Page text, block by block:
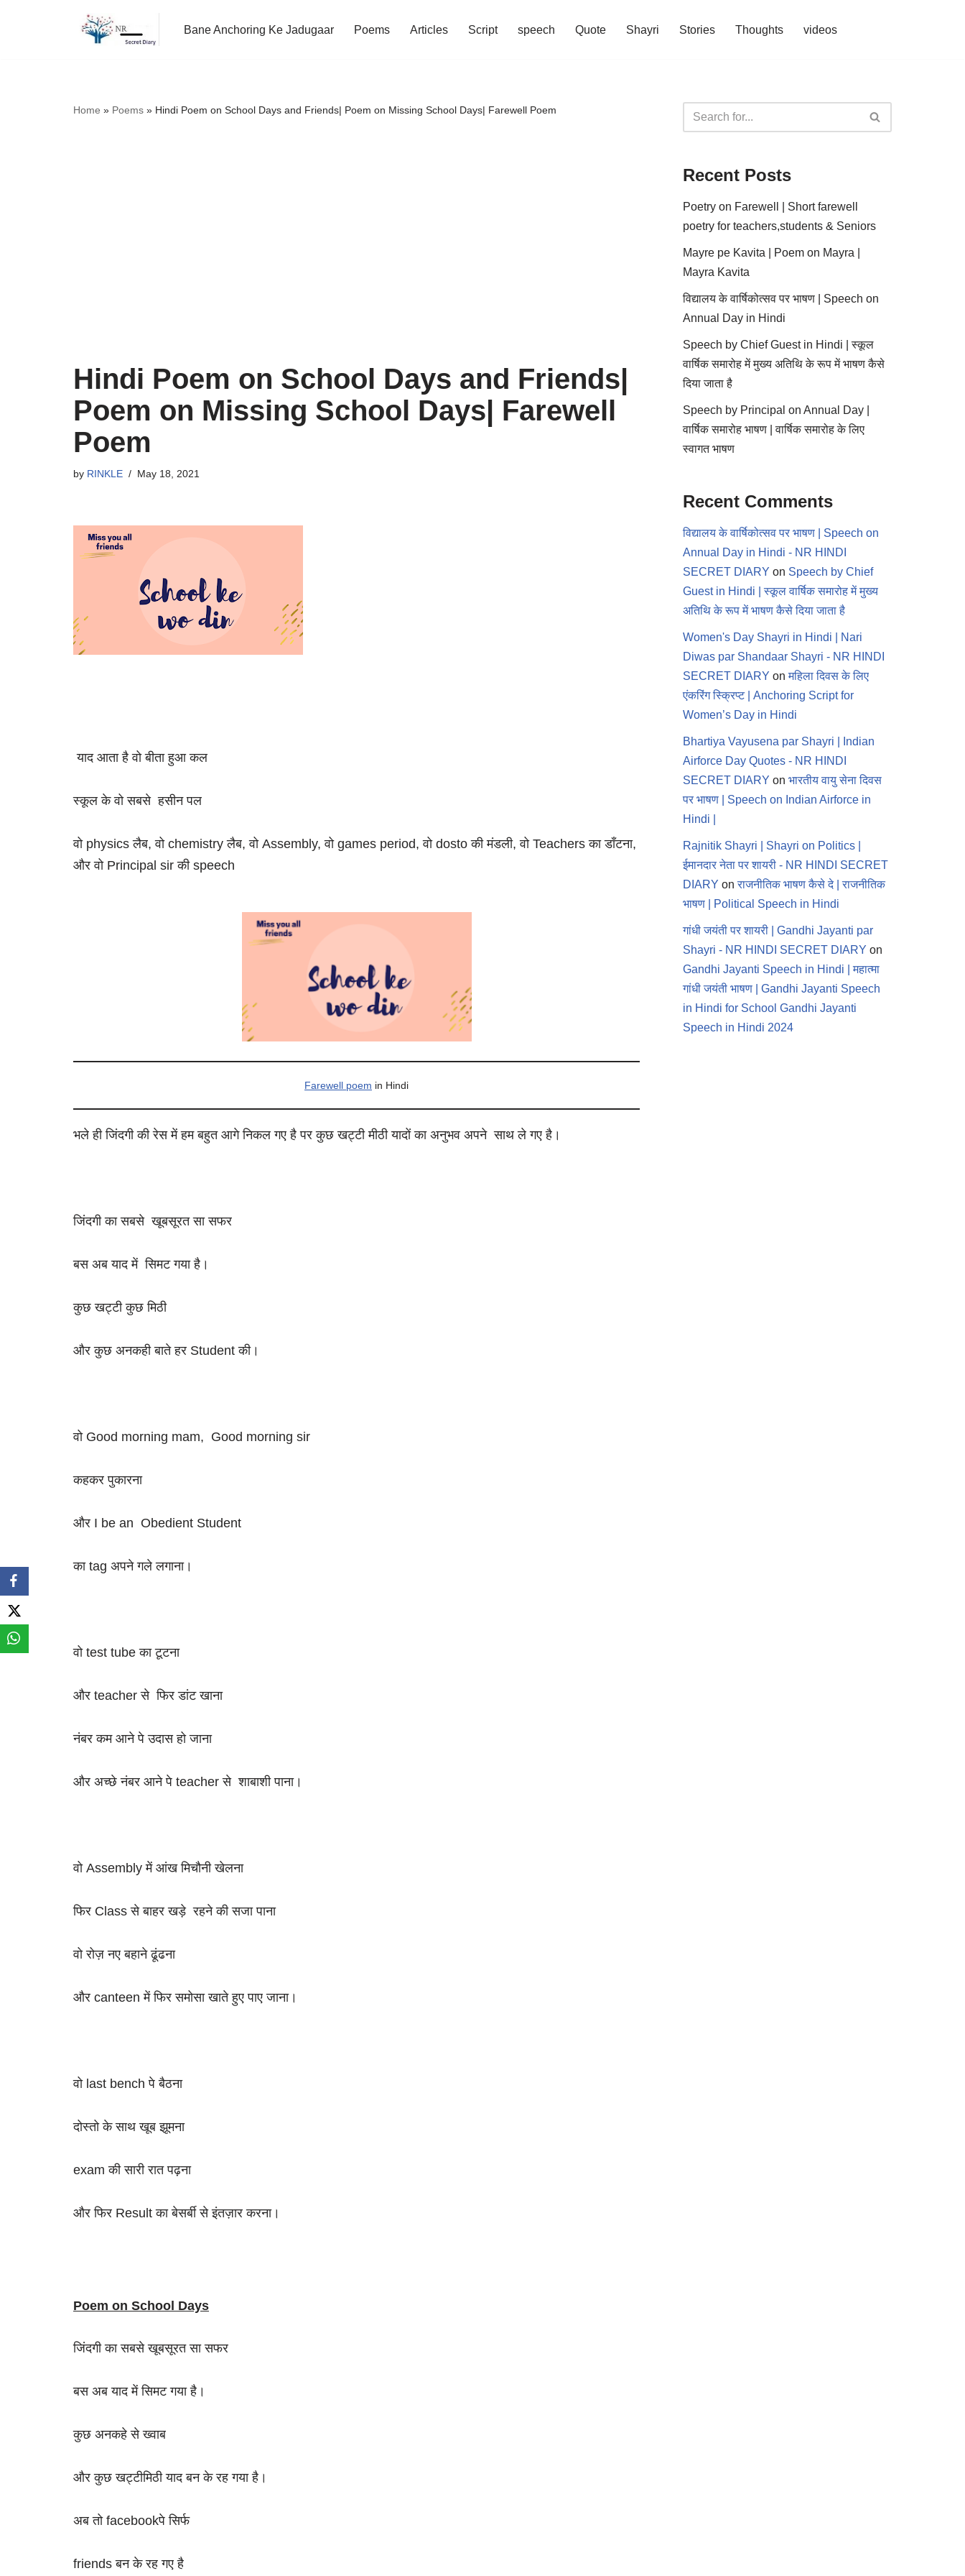
Bane Anchoring Ke Jadugaar Poems Articles Script speech Quote Shayri Stories Thoughts videos
Home » Poems » Hindi Poem on School Days and Friends| Poem on Missing School Days| Farewell Poem
Hindi Poem on School Days and Friends|
Poem on Missing School Days| Farewell
Poem
by RINKLE May 18, 2021
याद आता है वो बीता हुआ कल
स्कूल के वो सबसे हसीन पल
वो physics लैब, वो chemistry लैब, वो Assembly, वो games period, वो dosto की मंडली, वो Teachers का डाँटना,
और वो Principal sir की speech
Farewell poem in Hindi
भले ही जिंदगी की रेस में हम बहुत आगे निकल गए है पर कुछ खट्टी मीठी यादों का अनुभव अपने साथ ले गए है।
जिंदगी का सबसे खूबसूरत सा सफर
बस अब याद में सिमट गया है।
कुछ खट्टी कुछ मिठी
और कुछ अनकही बाते हर Student की।
वो Good morning mam, Good morning sir
कहकर पुकारना
और I be an Obedient Student
का tag अपने गले लगाना।
वो test tube का टूटना
और teacher से फिर डांट खाना
नंबर कम आने पे उदास हो जाना
और अच्छे नंबर आने पे teacher से शाबाशी पाना।
वो Assembly में आंख मिचौनी खेलना
फिर Class से बाहर खड़े रहने की सजा पाना
वो रोज़ नए बहाने ढूंढना
और canteen में फिर समोसा खाते हुए पाए जाना।
वो last bench पे बैठना
दोस्तो के साथ खूब झूमना
exam की सारी रात पढ़ना
और फिर Result का बेसर्बी से इंतज़ार करना।
Poem on School Days
जिंदगी का सबसे खूबसूरत सा सफर
बस अब याद में सिमट गया है।
कुछ अनकहे से ख्वाब
और कुछ खट्टीमिठी याद बन के रह गया है।
अब तो facebookपे सिर्फ
friends बन के रह गए है
Recent Posts
Poetry on Farewell | Short farewell
poetry for teachers,students & Seniors
Mayre pe Kavita | Poem on Mayra |
Mayra Kavita
विद्यालय के वार्षिकोत्सव पर भाषण | Speech on
Annual Day in Hindi
Speech by Chief Guest in Hindi | स्कूल
वार्षिक समारोह में मुख्य अतिथि के रूप में भाषण कैसे
दिया जाता है
Speech by Principal on Annual Day |
वार्षिक समारोह भाषण | वार्षिक समारोह के लिए
स्वागत भाषण
Recent Comments
विद्यालय के वार्षिकोत्सव पर भाषण | Speech on
Annual Day in Hindi - NR HINDI
SECRET DIARY on Speech by Chief
Guest in Hindi | स्कूल वार्षिक समारोह में मुख्य
अतिथि के रूप में भाषण कैसे दिया जाता है
Women's Day Shayri in Hindi | Nari
Diwas par Shandaar Shayri - NR HINDI
SECRET DIARY onमहिला दिवस के लिए
एंकरिंग स्क्रिप्ट | Anchoring Script for
Women’s Day in Hindi
Bhartiya Vayusena par Shayri | Indian
Airforce Day Quotes - NR HINDI
SECRET DIARY on भारतीय वायु सेना दिवस
पर भाषण | Speech on Indian Airforce in
Hindi |
Rajnitik Shayri | Shayri on Politics |
ईमानदार नेता पर शायरी - NR HINDI SECRET
DIARY onराजनीतिक भाषण कैसे दे | राजनीतिक
भाषण | Political Speech in Hindi
गांधी जयंती पर शायरी | Gandhi Jayanti par
Shayri - NR HINDI SECRET DIARY on
Gandhi Jayanti Speech in Hindi | महात्मा
गांधी जयंती भाषण | Gandhi Jayanti Speech
in Hindi for School Gandhi Jayanti
Speech in Hindi 2024